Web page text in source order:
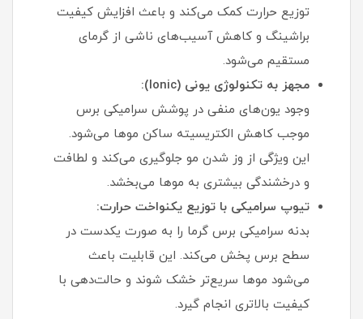
توزیع حرارت کمک می‌کند و باعث افزایش کیفیت
براشینگ و کاهش آسیب‌های ناشی از گرمای
مستقیم می‌شود.
مجهز به تکنولوژی یونی (Ionic):
وجود یون‌های منفی در پوشش سرامیکی برس
موجب کاهش الکتریسیته ساکن موها می‌شود.
این ویژگی از وز شدن مو جلوگیری می‌کند و لطافت
و درخشندگی بیشتری به موها می‌بخشد.
تیوپ سرامیکی با توزیع یکنواخت حرارت:
بدنه سرامیکی برس گرما را به صورت یکدست در
سطح برس پخش می‌کند. این قابلیت باعث
می‌شود موها سریع‌تر خشک شوند و حالت‌دهی با
کیفیت بالاتری انجام گیرد.